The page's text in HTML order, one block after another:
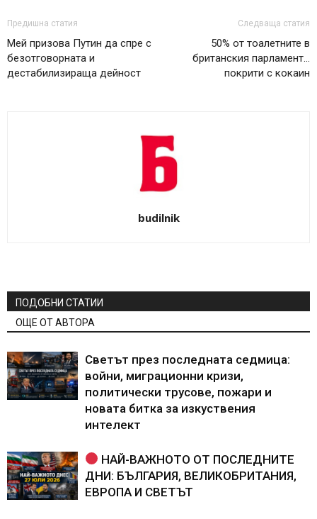
Предишна статия
Мей призова Путин да спре с
безотговорната и
дестабилизираща дейност
Следваща статия
50% от тоалетните в
британския парламент…
покрити с кокаин
budilnik
ПОДОБНИ СТАТИИ
ОЩЕ ОТ АВТОРА
Светът през последната седмица:
войни, миграционни кризи,
политически трусове, пожари и
новата битка за изкуствения
интелект
НАЙ-ВАЖНОТО ОТ ПОСЛЕДНИТЕ
ДНИ: БЪЛГАРИЯ, ВЕЛИКОБРИТАНИЯ,
ЕВРОПА И СВЕТЪТ